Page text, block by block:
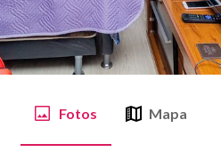
Fotos Mapa